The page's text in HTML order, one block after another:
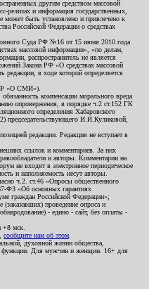
другим средством массовой
релизах и информация государственных,
может быть установлено и привлечено к
Российской Федерации о средствах
Суда РФ №16 от 15 июня 2010 года
массовой информации», «по делам,
распространитель не является
Закона РФ «О средствах массовой
редакции, в ходе которой определяется
РФ «О СМИ»).
компенсации морального вреда
опровержения, в порядке ч.2 ст.152 ГК
определения Хабаровского
председательствующего И.И.Куликовой,
редакции. Редакция не вступает в
ссылок и комментариев. За них
и авторы. Комментарии на
не входят в электронное периодическое
и наполняемость несут авторы.
ч.2. ст.46 «Опросы общественного
ФЗ «Об основных гарантиях
граждан Российской Федерации»;
(заказавших) проведение опроса и
- едино - сайт, без оплаты -
+8 мск.
сообщите нам об этом
духовной жизни общества,
функции. Для мужчин и женщин. 16+ для